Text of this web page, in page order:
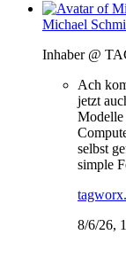
Michael
Inhaber @
Ach
jetzt
Modelle
selbst
simple
8/6/26,